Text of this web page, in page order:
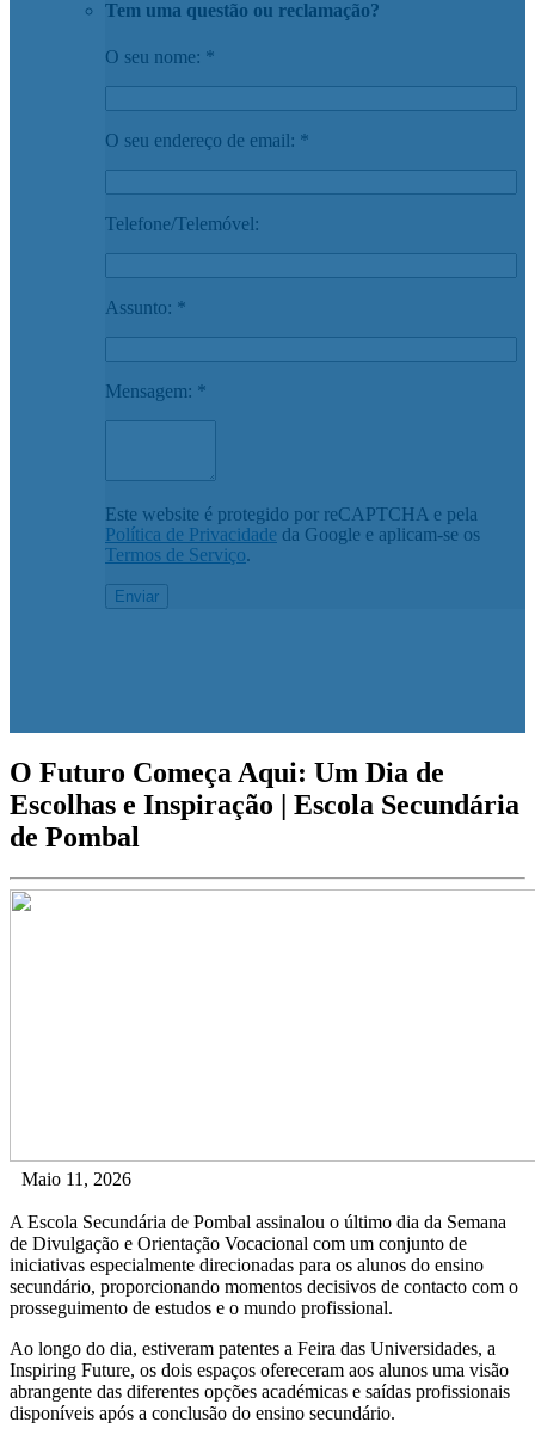
Tem uma questão ou reclamação?
O seu nome: *
O seu endereço de email: *
Telefone/Telemóvel:
Assunto: *
Mensagem: *
Este website é protegido por reCAPTCHA e pela
Política de Privacidade da Google e aplicam-se os
Termos de Serviço.
O Futuro Começa Aqui: Um Dia de
Escolhas e Inspiração | Escola Secundária
de Pombal
Maio 11, 2026
A Escola Secundária de Pombal assinalou o último dia da Semana
de Divulgação e Orientação Vocacional com um conjunto de
iniciativas especialmente direcionadas para os alunos do ensino
secundário, proporcionando momentos decisivos de contacto com o
prosseguimento de estudos e o mundo profissional.
Ao longo do dia, estiveram patentes a Feira das Universidades, a
Inspiring Future, os dois espaços ofereceram aos alunos uma visão
abrangente das diferentes opções académicas e saídas profissionais
disponíveis após a conclusão do ensino secundário.